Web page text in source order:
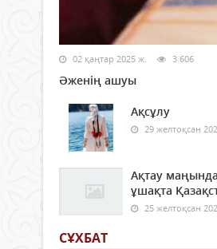
02 қаңтар 2025 ж. 3 606
Әженің ашуы
Ақсұлу
29 желтоқсан
Ақтау
ұшақта
25 желтоқсан
СҰХБАТ